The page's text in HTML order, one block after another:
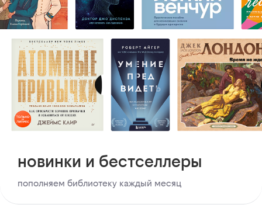
новинки и бестселлеры
пополняем библиотеку каждый месяц